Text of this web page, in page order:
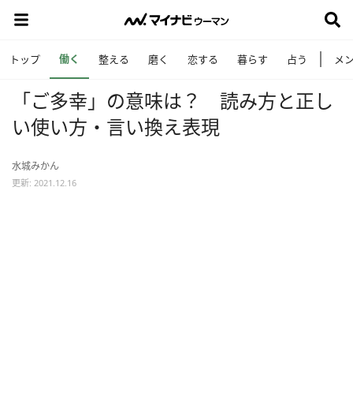
トップ 働く 整える 磨く 恋する 暮らす 占う メ
「ご多幸」の意味は？ 読み方と正し
い使い方・言い換え表現
水城みかん
更新: 2021.12.16